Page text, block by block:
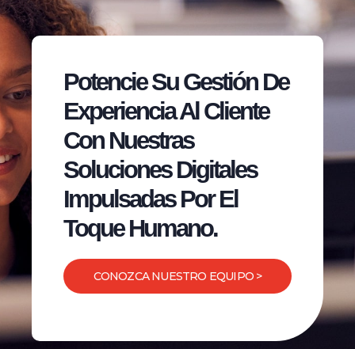
Potencie Su Gestión De
Experiencia Al Cliente
Con Nuestras
Soluciones Digitales
Impulsadas Por El
Toque Humano.
CONOZCA NUESTRO EQUIPO >